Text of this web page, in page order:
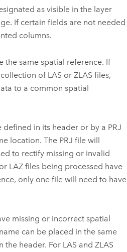
as visible in the layer
If certain fields are not needed
columns.
the same spatial reference. If
of LAS or ZLAS files,
to a common spatial
defined in its header or by a PRJ
location. The PRJ file will
to rectify missing or invalid
LAZ files being processed have
only one file will need to have
missing or incorrect spatial
can be placed in the same
header. For LAS and ZLAS